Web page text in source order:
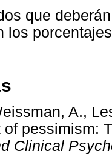
que
los
A.,
of pessimism:
Clinical